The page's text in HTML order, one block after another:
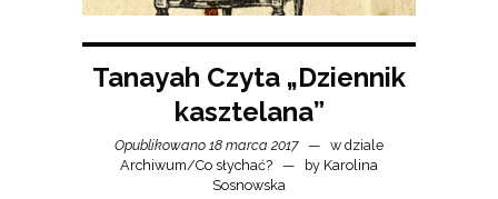
Tanayah Czyta „Dziennik
kasztelana”
Opublikowano 18 marca 2017
w dziale
Archiwum/Co słychać? by Karolina
Sosnowska